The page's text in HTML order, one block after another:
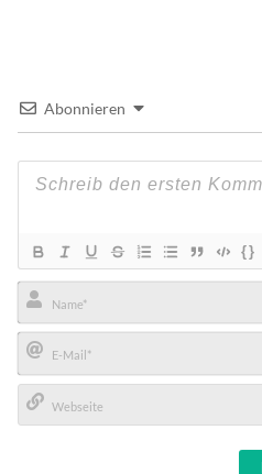
Abonnieren
{}
Name*
E-
Mail*